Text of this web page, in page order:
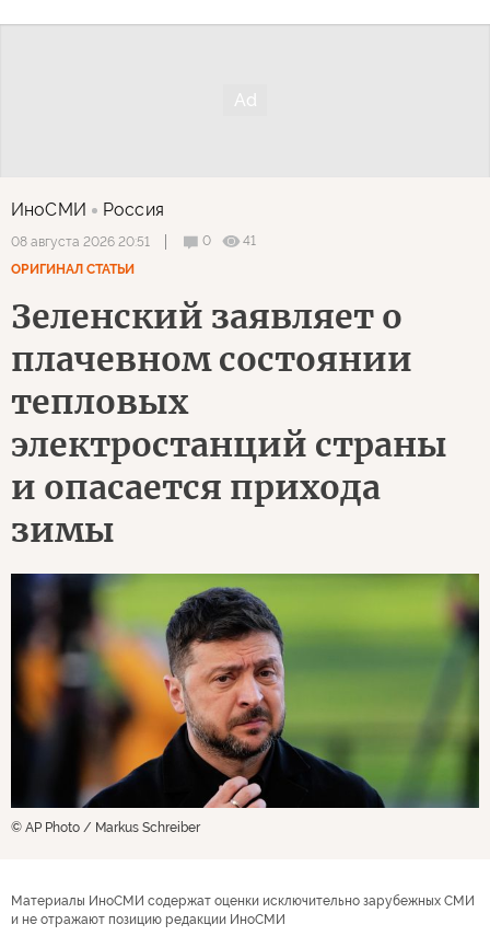
ИноСМИ Россия
08 августа 2026 20:51 0
41
ОРИГИНАЛ СТАТЬИ
Зеленский заявляет о
плачевном состоянии
тепловых
электростанций страны
и опасается прихода
зимы
© AP Photo / Markus Schreiber
Материалы ИноСМИ содержат оценки исключительно зарубежных СМИ
и не отражают позицию редакции ИноСМИ